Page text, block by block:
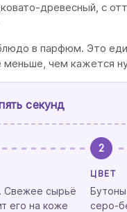
древесный, с
в парфюм. Это
меньше, чем кажется
секунд
Свежее сырьё
его на коже
2
ЦВЕТ
серо-